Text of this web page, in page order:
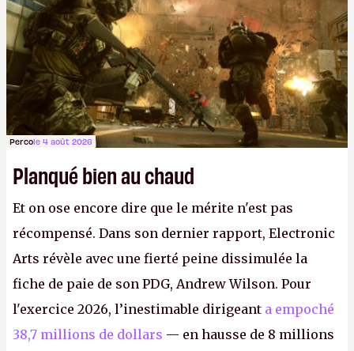
FCetBattlefield, puis virer le reste.P.
Percole 4 août 2026
Planqué bien au chaud
Et on ose encore dire que le mérite n'est pas
récompensé. Dans son dernier rapport, Electronic
Arts révèle avec une fierté peine dissimulée la
fiche de paie de son PDG, Andrew Wilson. Pour
l'exercice 2026, l’inestimable dirigeant a empoché
38,7 millions de dollars — en hausse de 8 millions